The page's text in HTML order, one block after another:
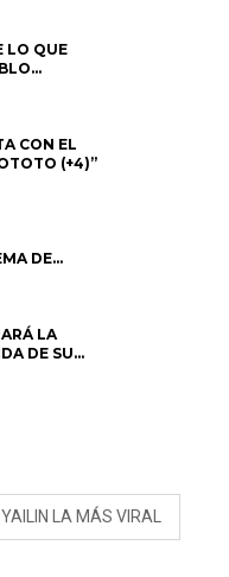
LO QUE
“UNA
EL
CON EL
(+4)”
DE
DE
UN
LA
DE SU
CON
YAILIN LA MÁS VIRAL